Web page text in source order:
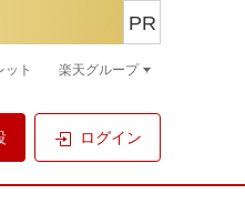
ログイン
PR
ット 楽天グループ